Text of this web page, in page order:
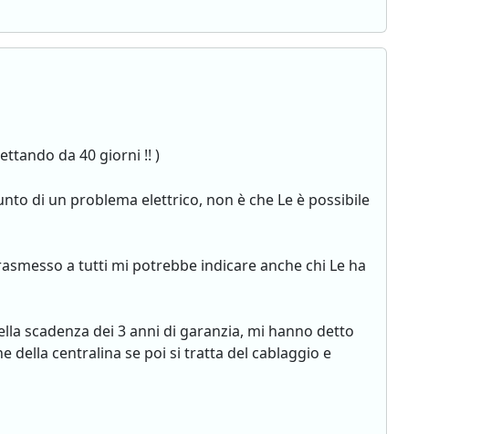
da 40 giorni !! )
di un problema elettrico, non è che Le è possibile
a tutti mi potrebbe indicare anche chi Le ha
scadenza dei 3 anni di garanzia, mi hanno detto
della centralina se poi si tratta del cablaggio e